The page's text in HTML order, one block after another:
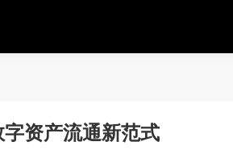
资产流通新范式